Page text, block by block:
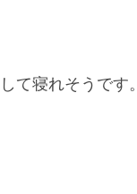
て寝れそうです。